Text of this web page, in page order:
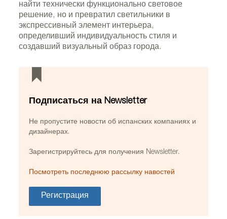
найти технически функционально световое
решение, но и превратил светильники в
экспрессивный элемент интерьера,
определивший индивидуальность стиля и
создавший визуальный образ города.
Подписаться на Newsletter
Не пропустите новости об испанских компаниях и
дизайнерах.
Зарегистрируйтесь для получения Newsletter.
Посмотреть последнюю рассылку навостей
Регистрация